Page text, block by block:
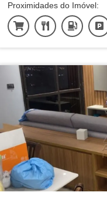
Proximidades do Imóvel: